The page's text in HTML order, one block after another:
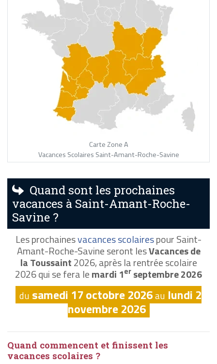
Carte Zone A
Vacances Scolaires Saint-Amant-Roche-Savine
Quand sont les prochaines
vacances à Saint-Amant-Roche-
Savine ?
Les prochainesvacances scolairespour Saint-
Amant-Roche-Savine seront lesVacances de
la Toussaint2026, après la rentrée scolaire
2026 qui se fera lemardi 1er septembre 2026
du samedi 17 octobre 2026au lundi 2
novembre 2026
Quand commencent et finissent les
vacances scolaires ?